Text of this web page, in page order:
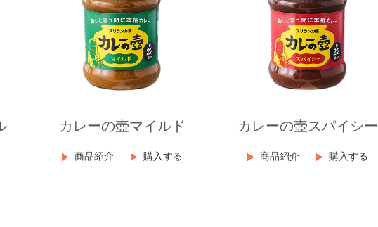
カレーの壺マイルド
商品紹介 購入する
カレーの壺スパイシー
商品紹介 購入する